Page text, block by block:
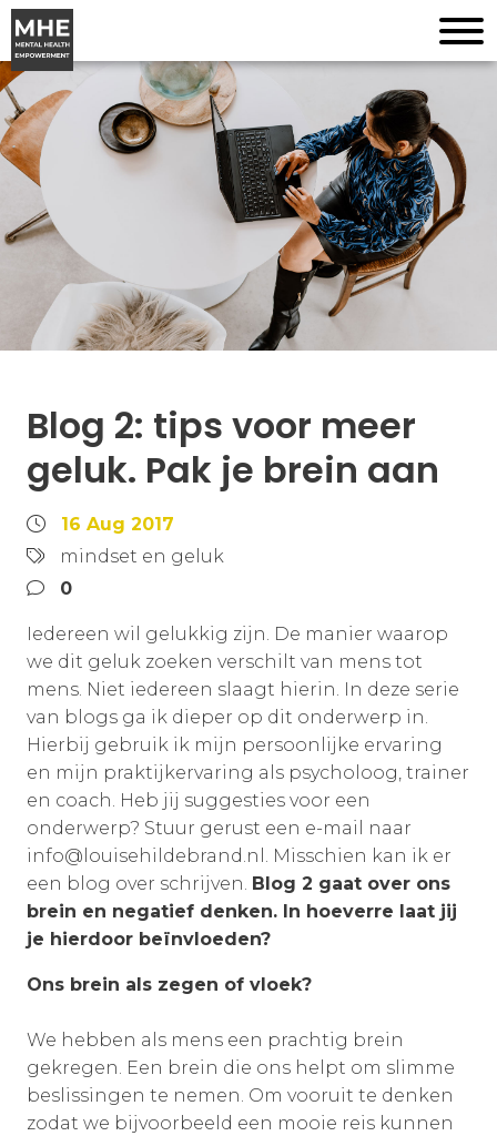
Blog 2: tips voor meer
geluk. Pak je brein aan
16 Aug 2017
mindset en geluk
0
Iedereen wil gelukkig zijn. De manier waarop
we dit geluk zoeken verschilt van mens tot
mens. Niet iedereen slaagt hierin. In deze serie
van blogs ga ik dieper op dit onderwerp in.
Hierbij gebruik ik mijn persoonlijke ervaring
en mijn praktijkervaring als psycholoog, trainer
en coach. Heb jij suggesties voor een
onderwerp? Stuur gerust een e-mail naar
info@louisehildebrand.nl. Misschien kan ik er
een blog over schrijven. Blog 2 gaat over ons
brein en negatief denken. In hoeverre laat jij
je hierdoor beïnvloeden?
Ons brein als zegen of vloek?
We hebben als mens een prachtig brein
gekregen. Een brein die ons helpt om slimme
beslissingen te nemen. Om vooruit te denken
zodat we bijvoorbeeld een mooie reis kunnen